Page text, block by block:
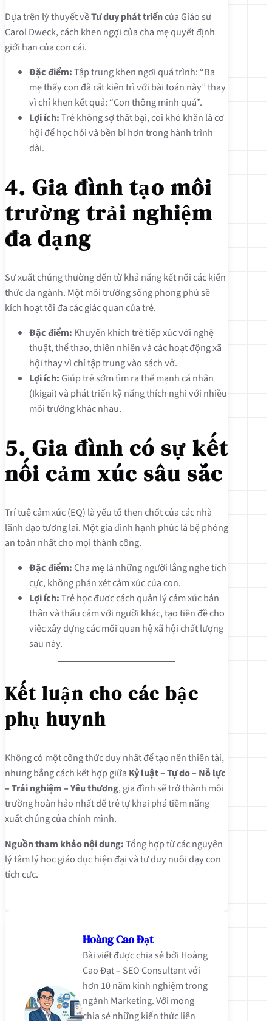
Dựa trên lý thuyết vềTư duy phát triểncủa Giáo sư
Carol Dweck, cách khen ngợi của cha mẹ quyết định
giới hạn của con cái.
Đặc điểm:Tập trung khen ngợi quá trình: “Ba
mẹ thấy con đã rất kiên trì với bài toán này” thay
vì chỉ khen kết quả: “Con thông minh quá”.
Lợi ích:Trẻ không sợ thất bại, coi khó khăn là cơ
hội để học hỏi và bền bỉ hơn trong hành trình
dài.
4. Gia đình tạo môi
trường trải nghiệm
đa dạng
Sự xuất chúng thường đến từ khả năng kết nối các kiến
thức đa ngành. Một môi trường sống phong phú sẽ
kích hoạt tối đa các giác quan của trẻ.
Đặc điểm: Khuyến khích trẻ tiếp xúc với nghệ
thuật, thể thao, thiên nhiên và các hoạt động xã
hội thay vì chỉ tập trung vào sách vở.
Lợi ích: Giúp trẻ sớm tìm ra thế mạnh cá nhân
(Ikigai) và phát triển kỹ năng thích nghi với nhiều
môi trường khác nhau.
5. Gia đình có sự kết
nối cảm xúc sâu sắc
Trí tuệ cảm xúc (EQ) là yếu tố then chốt của các nhà
lãnh đạo tương lai. Một gia đình hạnh phúc là bệ phóng
an toàn nhất cho mọi thành công.
Đặc điểm: Cha mẹ là những người lắng nghe tích
cực, không phán xét cảm xúc của con.
Lợi ích:Trẻ học được cách quản lý cảm xúc bản
thân và thấu cảm với người khác, tạo tiền đề cho
việc xây dựng các mối quan hệ xã hội chất lượng
sau này.
Kết luận cho các bậc
phụ huynh
Không có một công thức duy nhất để tạo nên thiên tài,
nhưng bằng cách kết hợp giữa Kỷ luật – Tự do – Nỗ lực
– Trải nghiệm – Yêu thương, gia đình sẽ trở thành môi
trường hoàn hảo nhất để trẻ tự khai phá tiềm năng
xuất chúng của chính mình.
Nguồn tham khảo nội dung:Tổng hợp từ các nguyên
lý tâm lý học giáo dục hiện đại và tư duy nuôi dạy con
tích cực.
Hoàng Cao Đạt
Bài viết được chia sẻ bởi Hoàng
Cao Đạt – SEO Consultant với
hơn 10 năm kinh nghiệm trong
ngành Marketing. Với mong
chia sẻ những kiến thức liên